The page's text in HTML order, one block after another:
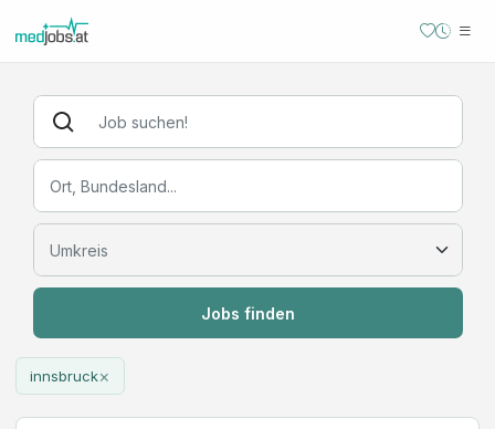
Jobs finden
innsbruck×